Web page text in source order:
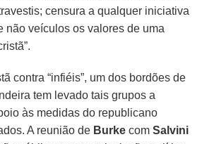
censura a qualquer iniciativa
não veículos os valores de uma
contra “infiéis”, um dos bordões de
tem levado tais grupos a
às medidas do republicano
A reunião de Burke comSalvini